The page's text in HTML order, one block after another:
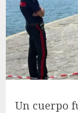
Un cuerpo